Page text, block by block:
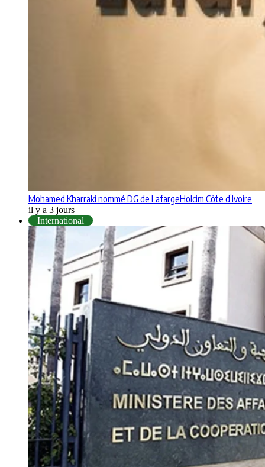
Mohamed Kharraki nommé DG de LafargeHolcim Côte d’Ivoire
il y a 3 jours
International